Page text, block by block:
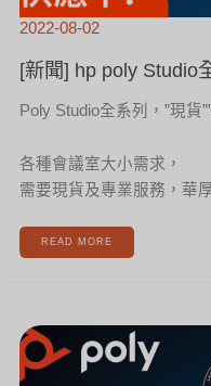
2022-08-02
[新聞] hp poly Studio
Poly Studio全系列，”現貨
各種會議室大小需求，
需要現貨及專業服務，華
READ MORE
聞]
大
型
會
議